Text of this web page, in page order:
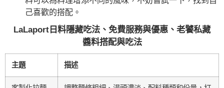
己喜歡的搭配。
LaLaport日料隱藏吃法、免費服務與優惠、老饕私藏
醬料搭配與吃法
主題 描述